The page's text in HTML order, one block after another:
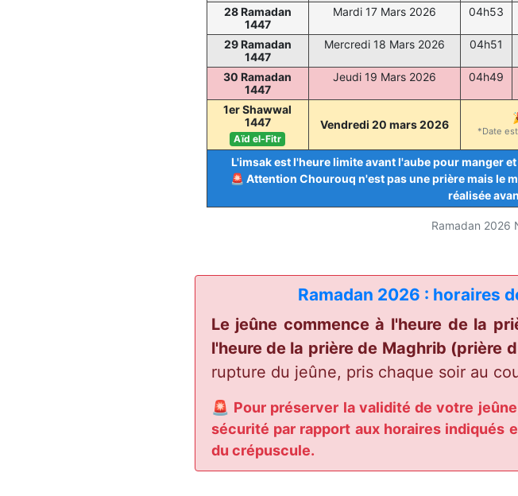
Ramadan 2026
28 Ramadan
1447
Mardi 17 Mars 2026 04h53
29 Ramadan
1447
Mercredi 18 Mars 2026 04h51
30 Ramadan
1447
Jeudi 19 Mars 2026 04h49
1er Shawwal
1447
Aïd el-Fitr
Vendredi 20 mars 2026 *Date
L'imsak est l'heure limite avant l'aube pour manger
🚨 Attention Chourouq n'est pas une prière mais le
réalisée
Ramadan 2026 : horaires
Le jeûne commence à l'heure de la
l'heure de la prière de Maghrib (prière
rupture du jeûne, pris chaque soir au
🚨 Pour préserver la validité de votre
sécurité par rapport aux horaires indiqués
du crépuscule.